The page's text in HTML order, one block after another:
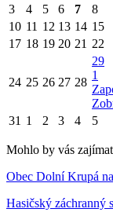
3
4 5 6 7 8
10 11 12 13 14 15
17 18 19 20 21 22
24 25 26 27 28
29
1
31 1 2 3 4 5
Mohlo by vás zajímat
Obec Dolní Krupá
Hasičský záchranný